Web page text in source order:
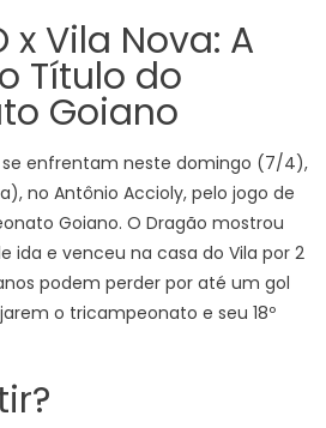
Vila Nova: A
Título do
Goiano
se enfrentam neste domingo (7/4),
no Antônio Accioly, pelo jogo de
Goiano. O Dragão mostrou
ida e venceu na casa do Vila por 2
podem perder por até um gol
o tricampeonato e seu 18º